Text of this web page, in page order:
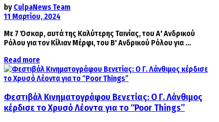
by CulpaNews Team
11 Μαρτίου, 2024
Με 7 Όσκαρ, αυτά της Καλύτερης Ταινίας, του Α' Ανδρικού
Ρόλου για τον Κίλιαν Μέρφι, του Β' Ανδρικού Ρόλου για ...
Read more
Φεστιβάλ Κινηματογράφου Βενετίας: Ο Γ. Λάνθιμος
κέρδισε το Χρυσό Λέοντα για το “Poor Things”